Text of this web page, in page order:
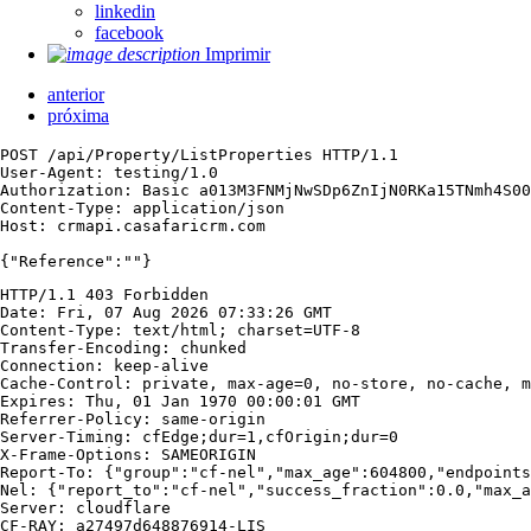
linkedin
facebook
Imprimir
anterior
próxima
POST /api/Property/ListProperties HTTP/1.1
User-Agent: testing/1.0
Authorization: Basic
Content-Type: application/json
Host: crmapi.casafaricrm.com
{"Reference":""}
HTTP/1.1 403 Forbidden
Date: Fri, 07 Aug 2026 07:33:26 GMT
Content-Type: text/html; charset=UTF-8
Transfer-Encoding: chunked
Connection: keep-alive
Cache-Control: private, max-age=0, no-store, no-cache,
Expires: Thu, 01 Jan 1970 00:00:01 GMT
Referrer-Policy: same-origin
Server-Timing: cfEdge;dur=1,cfOrigin;dur=0
X-Frame-Options: SAMEORIGIN
Report-To: {"group":"cf-
Nel: {"report_to":"cf-
Server: cloudflare
CF-RAY: a27497d648876914-LIS